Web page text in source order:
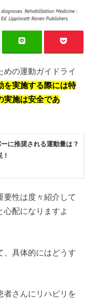
めの運動ガイドライ
を実施する際には特
実施は安全であ
に推奨される運動量は？
要性は度々紹介して
心配になりますよ
、具体的にはどうす
者さんにリハビリを